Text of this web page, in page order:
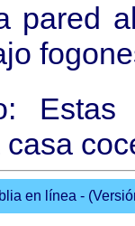
pared
Estas
en línea -